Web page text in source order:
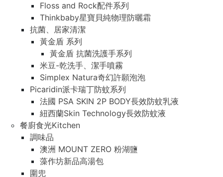
Floss and Rock配件系列
Thinkbaby星寶貝純物理防曬霜
抗菌、居家清潔
黃金盾 系列
黃金盾 抗菌洗護手系列
米豆-乾洗手、潔手噴霧
Simplex Natura奇幻許願泡泡
Picaridin派卡瑞丁防蚊系列
法國 PSA SKIN 2P BODY長效防蚊乳液
紐西蘭Skin Technology長效防蚊液
餐廚食光Kitchen
調味品
澳洲 MOUNT ZERO 粉湖鹽
藻作坊新品高湯包
圍兜